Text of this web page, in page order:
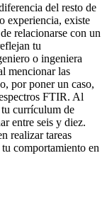
del resto de
experiencia, existe
relacionarse con un
tu
o ingeniera
mencionar las
por poner un caso,
FTIR. Al
tu currículum de
entre seis y diez.
realizar tareas
comportamiento en